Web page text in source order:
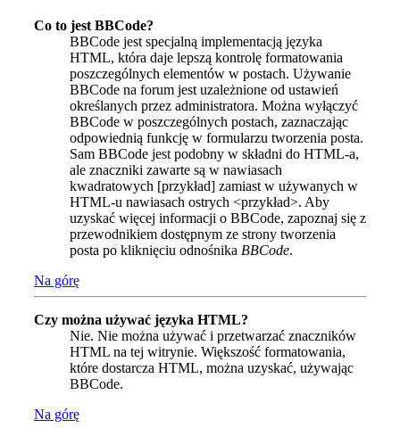
Co to jest BBCode?
BBCode jest specjalną implementacją języka
HTML, która daje lepszą kontrolę formatowania
poszczególnych elementów w postach. Używanie
BBCode na forum jest uzależnione od ustawień
określanych przez administratora. Można wyłączyć
BBCode w poszczególnych postach, zaznaczając
odpowiednią funkcję w formularzu tworzenia posta.
Sam BBCode jest podobny w składni do HTML-a,
ale znaczniki zawarte są w nawiasach
kwadratowych [przykład] zamiast w używanych w
HTML-u nawiasach ostrych <przykład>. Aby
uzyskać więcej informacji o BBCode, zapoznaj się z
przewodnikiem dostępnym ze strony tworzenia
posta po kliknięciu odnośnika BBCode.
Na górę
Czy można używać języka HTML?
Nie. Nie można używać i przetwarzać znaczników
HTML na tej witrynie. Większość formatowania,
które dostarcza HTML, można uzyskać, używając
BBCode.
Na górę